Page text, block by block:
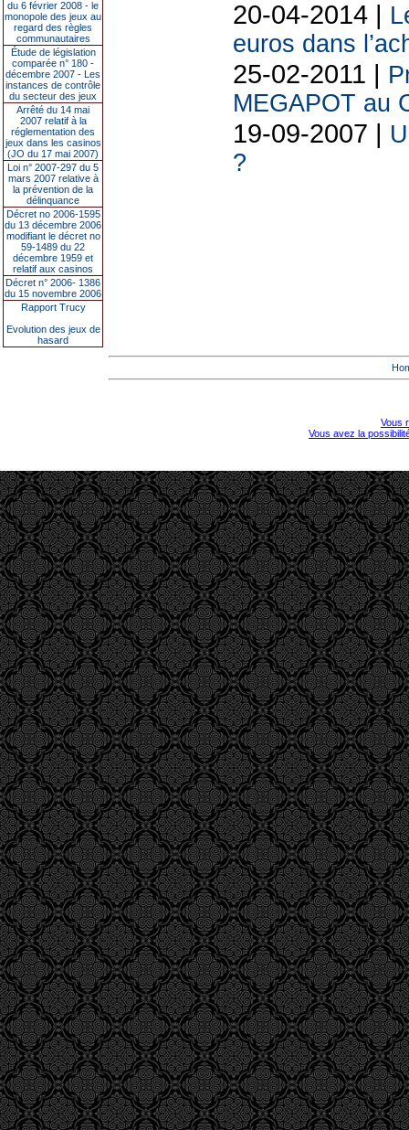
du 6 février 2008 - le
monopole des jeux au
regard des règles
communautaires
Étude de législation
comparée n° 180 -
décembre 2007 - Les
instances de contrôle
du secteur des jeux
Arrêté du 14 mai
2007 relatif à la
réglementation des
jeux dans les casinos
(JO du 17 mai 2007)
Loi n° 2007-297 du 5
mars 2007 relative à
la prévention de la
délinquance
Décret no 2006-1595
du 13 décembre 2006
modifiant le décret no
59-1489 du 22
décembre 1959 et
relatif aux casinos
Décret n° 2006- 1386
du 15 novembre 2006
Rapport Trucy
Evolution des jeux de
hasard
20-04-2014 |
euros dans
25-02-2011 |
MEGAPOT au
19-09-2007 |
?
Vous
Vous avez la